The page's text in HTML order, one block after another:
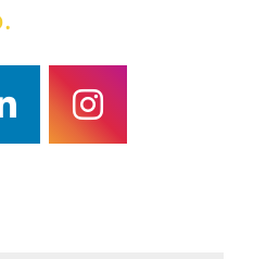
linkedininstagram